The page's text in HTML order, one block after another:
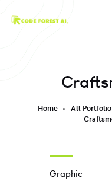
Home All
Graphic